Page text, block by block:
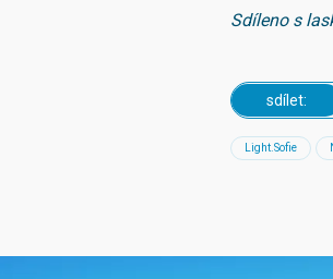
Sdíleno s
sdílet:
Light.Sofie